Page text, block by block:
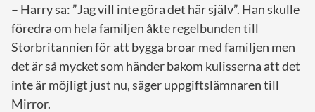
– Harry sa: ”Jag vill inte göra det här själv”. Han skulle
föredra om hela familjen åkte regelbunden till
Storbritannien för att bygga broar med familjen men
det är så mycket som händer bakom kulisserna att det
inte är möjligt just nu, säger uppgiftslämnaren till
Mirror.